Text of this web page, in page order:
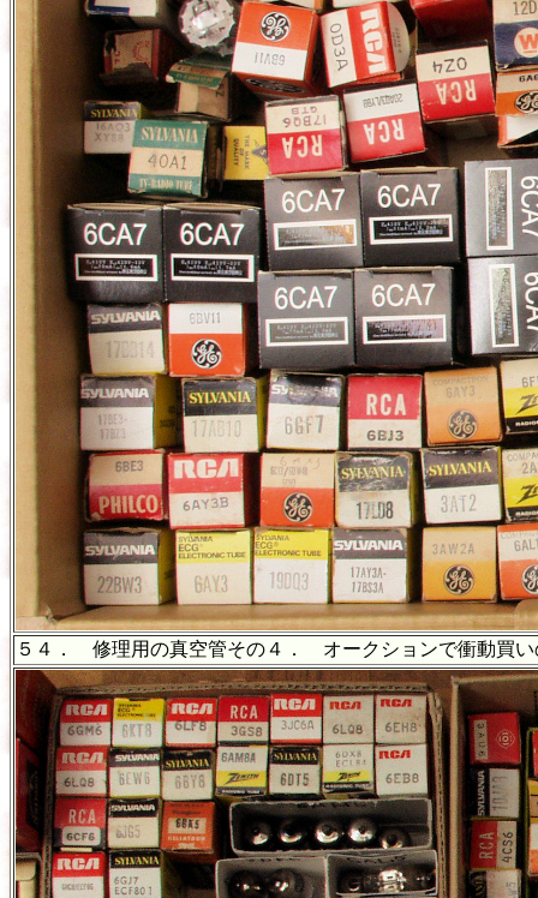
５４． 修理用の真空管その４． オークションで衝動買